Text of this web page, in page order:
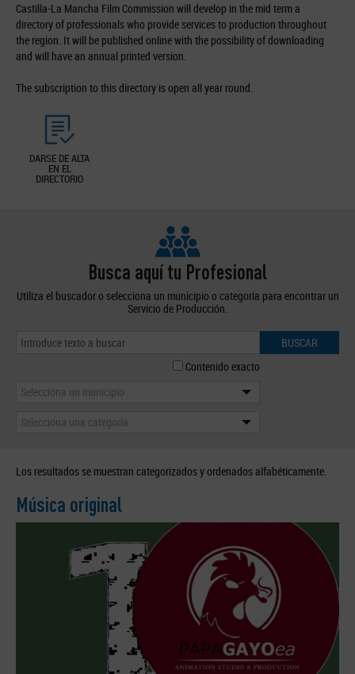
Castilla-La Mancha Film Commission will develop in the mid term a
directory of professionals who provide services to production throughout
the region. It will be published online with the possibility of downloading
and will have an annual printed version.
The subscription to this directory is open all year round.
DARSE DE ALTA
EN EL
DIRECTORIO
Busca aquí tu Profesional
Utiliza el buscador o selecciona un municipio o categoría para encontrar un
Servicio de Producción.
BUSCAR
Contenido exacto
Selecciona un municipio
Selecciona una categoría
Los resultados se muestran categorizados y ordenados alfabéticamente.
Música original